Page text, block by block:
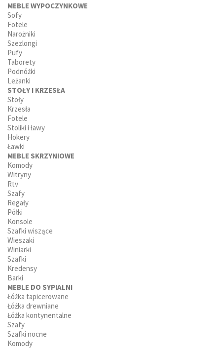
MEBLE WYPOCZYNKOWE
Sofy
Fotele
Narożniki
Szezlongi
Pufy
Taborety
Podnóżki
Leżanki
STOŁY I KRZESŁA
Stoły
Krzesła
Fotele
Stoliki i ławy
Hokery
Ławki
MEBLE SKRZYNIOWE
Komody
Witryny
Rtv
Szafy
Regały
Półki
Konsole
Szafki wiszące
Wieszaki
Winiarki
Szafki
Kredensy
Barki
MEBLE DO SYPIALNI
Łóżka tapicerowane
Łóżka drewniane
Łóżka kontynentalne
Szafy
Szafki nocne
Komody